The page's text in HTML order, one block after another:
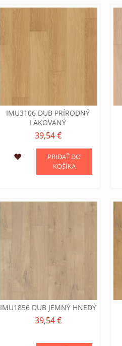
IMU3106 DUB PRÍRODNÝ
LAKOVANÝ
39,54 €
PRIDAŤ DO
KOŠÍKA
IMU1856 DUB JEMNÝ HNEDÝ
39,54 €